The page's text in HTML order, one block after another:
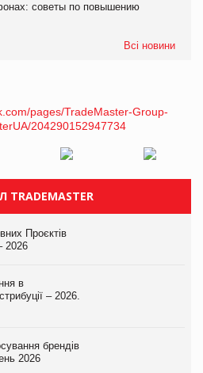
советы по повышению
Всі новини
Проєктів
2026
в
– 2026.
брендів
2026